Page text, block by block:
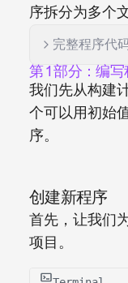
序拆分为多个文
完整程序代
第 1 部分：编
我们先从构建
个可以用初始
序。
创建新程序
首先，让我们
项目。